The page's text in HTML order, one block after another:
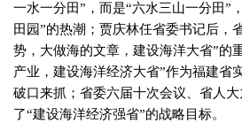
一水一分田”，而是“六水三山一分田”
田园”的热潮；贾庆林任省委书记后，
势，大做海的文章，建设海洋大省”的
产业，建设海洋经济大省”作为福建省
破口来抓；省委六届十次会议、省人
了“建设海洋经济强省”的战略目标。